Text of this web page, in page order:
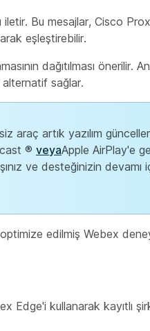
Bu mesajlar, Cisco
eşleştirebilir.
dağıtılması önerilir.
alternatif sağlar.
araç artık yazılım
® veyaApple AirPlay'e
ve desteğinizin
edilmiş Webex
Edge'i kullanarak kayıtlı